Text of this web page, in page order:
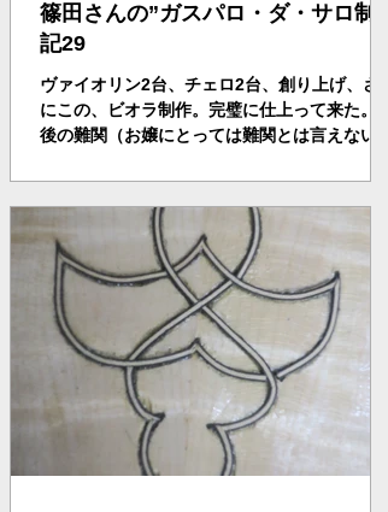
篠田さんの”ガスパロ・ダ・サロ制作
記29
ヴァイオリン2台、チェロ2台、創り上げ、さら
にこの、ビオラ制作。完璧に仕上って来た。最
後の難関（お嬢にとっては難関とは言えない
めの為クリヤーを塗る。さらに、サンセットカ
ラーをトラ杢の中から引き出す、イエローを塗
る。はやい！！はやい！！